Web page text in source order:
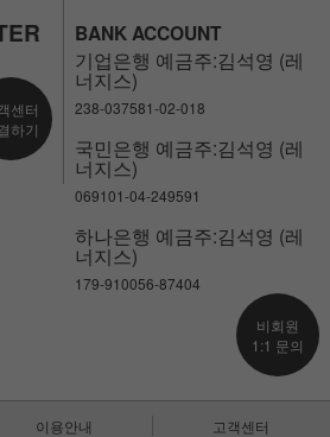
센터
하기
BANK ACCOUNT
기업은행 예금주:김석영 (레
너지스)
238-037581-02-018
국민은행 예금주:김석영 (레
너지스)
069101-04-249591
하나은행 예금주:김석영 (레
너지스)
179-910056-87404
비회원
1:1 문의
이용안내 고객센터